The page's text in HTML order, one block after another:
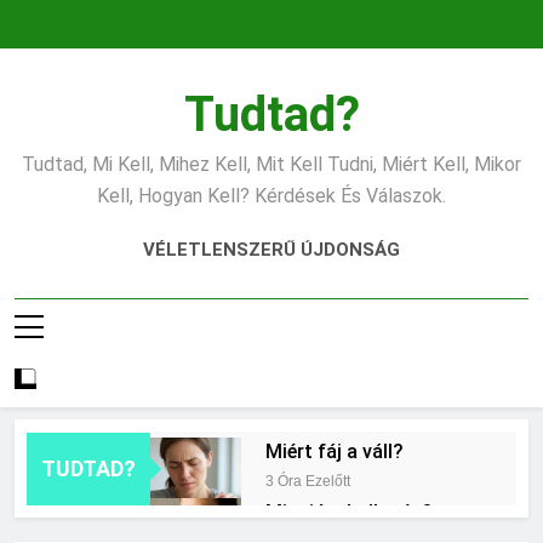
Tudtad?
Tudtad, Mi Kell, Mihez Kell, Mit Kell Tudni, Miért Kell, Mikor
Kell, Hogyan Kell? Kérdések És Válaszok.
VÉLETLENSZERŰ ÚJDONSÁG
TUDTAD?
Miért fáj a váll?
3 Óra Ezelőtt
Mire jó a kollagén?